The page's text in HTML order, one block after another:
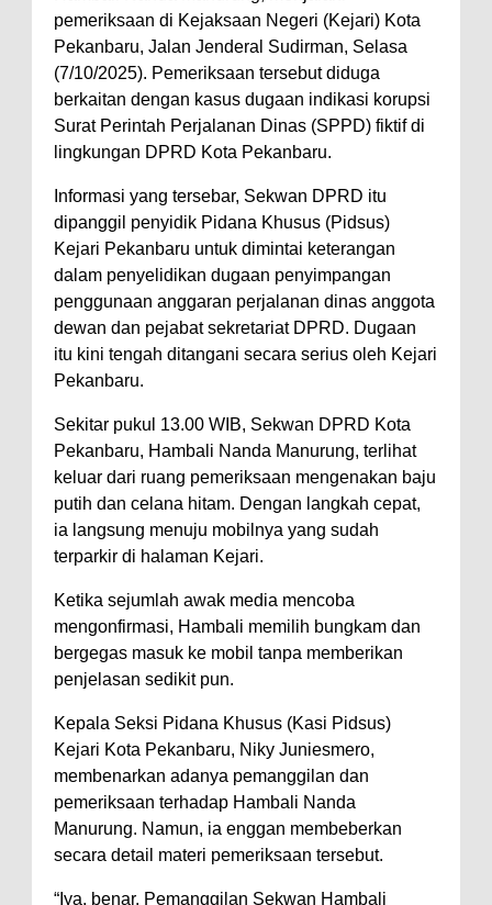
pemeriksaan di Kejaksaan Negeri (Kejari) Kota
Pekanbaru, Jalan Jenderal Sudirman, Selasa
(7/10/2025). Pemeriksaan tersebut diduga
berkaitan dengan kasus dugaan indikasi korupsi
Surat Perintah Perjalanan Dinas (SPPD) fiktif di
lingkungan DPRD Kota Pekanbaru.
Informasi yang tersebar, Sekwan DPRD itu
dipanggil penyidik Pidana Khusus (Pidsus)
Kejari Pekanbaru untuk dimintai keterangan
dalam penyelidikan dugaan penyimpangan
penggunaan anggaran perjalanan dinas anggota
dewan dan pejabat sekretariat DPRD. Dugaan
itu kini tengah ditangani secara serius oleh Kejari
Pekanbaru.
Sekitar pukul 13.00 WIB, Sekwan DPRD Kota
Pekanbaru, Hambali Nanda Manurung, terlihat
keluar dari ruang pemeriksaan mengenakan baju
putih dan celana hitam. Dengan langkah cepat,
ia langsung menuju mobilnya yang sudah
terparkir di halaman Kejari.
Ketika sejumlah awak media mencoba
mengonfirmasi, Hambali memilih bungkam dan
bergegas masuk ke mobil tanpa memberikan
penjelasan sedikit pun.
Kepala Seksi Pidana Khusus (Kasi Pidsus)
Kejari Kota Pekanbaru, Niky Juniesmero,
membenarkan adanya pemanggilan dan
pemeriksaan terhadap Hambali Nanda
Manurung. Namun, ia enggan membeberkan
secara detail materi pemeriksaan tersebut.
“Iya, benar. Pemanggilan Sekwan Hambali